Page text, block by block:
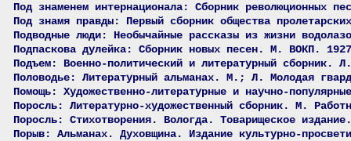
Под знаменем интернационала: Сборник революционных
Под знамя правды: Первый сборник общества
Подводные люди: Необычайные рассказы из жизни
Подпаскова дулейка: Сборник новых песен. М. ВОКП.
Подъем: Военно-политический и литературный сборник.
Половодье: Литературный альманах. М.; Л. Молодая
Помощь: Художественно-литературные и научно-
Поросль: Литературно-художественный сборник. М.
Поросль: Стихотворения. Вологда. Товарищеское
Порыв: Альманах. Духовщина. Издание культурно-